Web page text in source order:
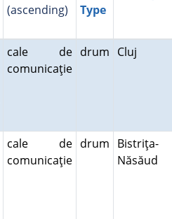
(ascending)
Type
cale de
comunicaţie
drum Cluj
cale de
comunicaţie
drum Bistriţa-
Năsăud